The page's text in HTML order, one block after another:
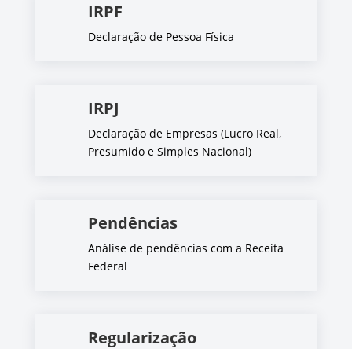
IRPF
Declaração de Pessoa Física
IRPJ
Declaração de Empresas (Lucro Real,
Presumido e Simples Nacional)
Pendências
Análise de pendências com a Receita
Federal
Regularização